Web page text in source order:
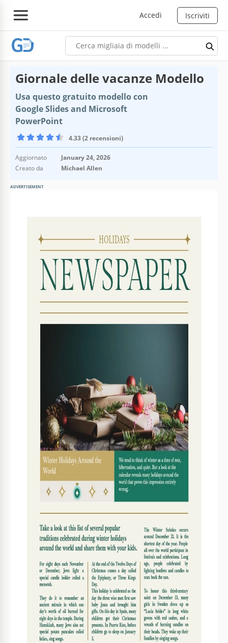
Accedi Iscriviti
Giornale delle vacanze Modello
Usa questo gratuito modello con
Google Slides and Microsoft
PowerPoint
4.33 (2 recensioni)
Aggiornato
January 24, 2026
Creato da
Michael Allen
ADVERTISEMENT